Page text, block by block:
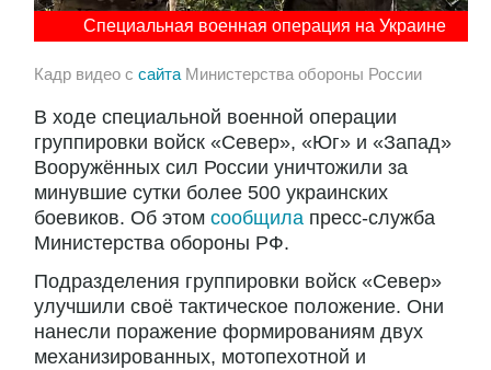
Специальная военная операция на Украине
Кадр видео с сайта Министерства обороны России
В ходе специальной военной операции
группировки войск «Север», «Юг» и «Запад»
Вооружённых сил России уничтожили за
минувшие сутки более 500 украинских
боевиков. Об этом сообщила пресс-служба
Министерства обороны РФ.
Подразделения группировки войск «Север»
улучшили своё тактическое положение. Они
нанесли поражение формированиям двух
механизированных, мотопехотной и